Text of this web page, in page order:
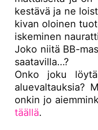
kestävä ja ne
kivan oloinen
iskeminen
Joko niitä BB-
saatavilla…?
Onko joku
aluevaltauksia?
onkin jo
täällä.